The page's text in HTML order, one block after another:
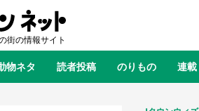
物ネタ 読者投稿 のりもの 連載